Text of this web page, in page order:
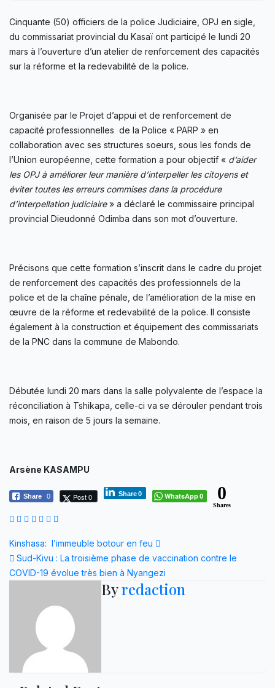
Cinquante (50) officiers de la police Judiciaire, OPJ en sigle,
du commissariat provincial du Kasaï ont participé le lundi 20
mars à l’ouverture d’un atelier de renforcement des capacités
sur la réforme et la redevabilité de la police.
Organisée par le Projet d’appui et de renforcement de
capacité professionnelles de la Police « PARP » en
collaboration avec ses structures soeurs, sous les fonds de
l’Union européenne, cette formation a pour objectif « d’aider
les OPJ à améliorer leur manière d’interpeller les citoyens et
éviter toutes les erreurs commises dans la procédure
d’interpellation judiciaire» a déclaré le commissaire principal
provincial Dieudonné Odimba dans son mot d’ouverture.
Précisons que cette formation s’inscrit dans le cadre du projet
de renforcement des capacités des professionnels de la
police et de la chaîne pénale, de l’amélioration de la mise en
œuvre de la réforme et redevabilité de la police. Il consiste
également à la construction et équipement des commissariats
de la PNC dans la commune de Mabondo.
Débutée lundi 20 mars dans la salle polyvalente de l’espace la
réconciliation à Tshikapa, celle-ci va se dérouler pendant trois
mois, en raison de 5 jours la semaine.
Arsène KASAMPU
Share 0 Post 0 Share0 WhatsApp0 0
Shares
Navigation
de
Kinshasa: l’immeuble botour en feu
Sud-Kivu : La troisième phase de vaccination contre le
COVID-19 évolue très bien à Nyangezi
Byredaction